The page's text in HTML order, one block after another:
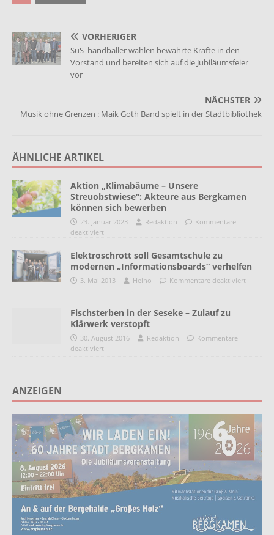
VORHERIGER
SuS_handballer wählen bewährte Kräfte in den
Vorstand und bereiten sich auf die Jubiläumsfeier
vor
NÄCHSTER
Musik ohne Grenzen : Maik Goth Band spielt in der Stadtbibliothek
ÄHNLICHE ARTIKEL
Aktion „Klimabäume – Unsere
Streuobstwiese“: Akteure aus Bergkamen
können sich bewerben
23. Januar 2023 Redaktion
Kommentare
deaktiviert
Elektroschrott soll Gesamtschule zu
modernen „Informationsboards“ verhelfen
3. Mai 2013 Heino Kommentare deaktiviert
Fischsterben in der Seseke – Zulauf zu
Klärwerk verstopft
30. August 2016 Redaktion
Kommentare
deaktiviert
ANZEIGEN